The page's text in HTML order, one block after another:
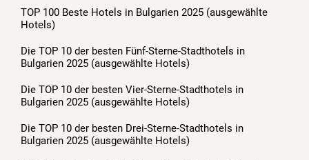
TOP 100 Beste Hotels in Bulgarien 2025 (ausgewählte
Hotels)
Die TOP 10 der besten Fünf-Sterne-Stadthotels in
Bulgarien 2025 (ausgewählte Hotels)
Die TOP 10 der besten Vier-Sterne-Stadthotels in
Bulgarien 2025 (ausgewählte Hotels)
Die TOP 10 der besten Drei-Sterne-Stadthotels in
Bulgarien 2025 (ausgewählte Hotels)